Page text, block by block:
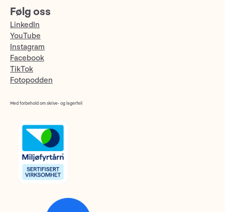
Følg oss
LinkedIn
YouTube
Instagram
Facebook
TikTok
Fotopodden
Med forbehold om skrive- og lagerfeil